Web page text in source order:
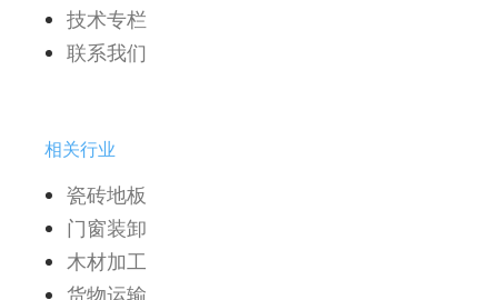
技术专栏
联系我们
相关行业
瓷砖地板
门窗装卸
木材加工
货物运输